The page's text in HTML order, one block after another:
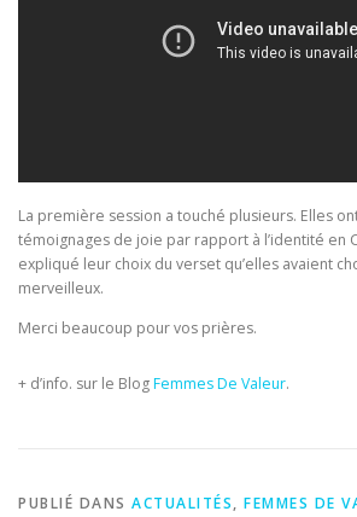
La première session a touché plusieurs. Elles
témoignages de joie par rapport à l’identité en
expliqué leur choix du verset qu’elles avaient
merveilleux.
Merci beaucoup pour vos prières.
+ d’info. sur le BlogFemmes De Valeur.
PUBLIÉ DANS ACTUALITÉS, FEMMES DE